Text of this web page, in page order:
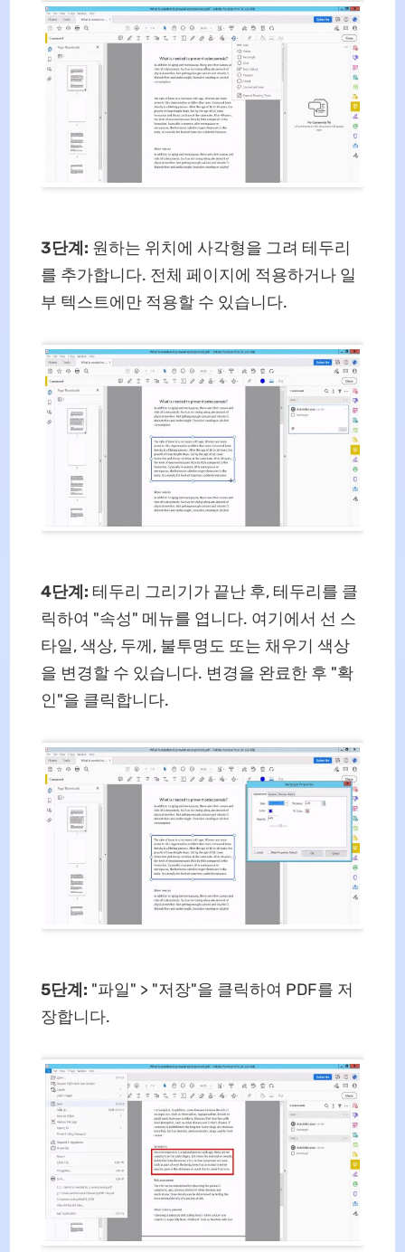
3단계: 원하는 위치에 사각형을 그려 테두리
를 추가합니다. 전체 페이지에 적용하거나 일
부 텍스트에만 적용할 수 있습니다.
4단계: 테두리 그리기가 끝난 후, 테두리를 클
릭하여 "속성" 메뉴를 엽니다. 여기에서 선 스
타일, 색상, 두께, 불투명도 또는 채우기 색상
을 변경할 수 있습니다. 변경을 완료한 후 "확
인"을 클릭합니다.
5단계: "파일" > "저장"을 클릭하여 PDF를 저
장합니다.